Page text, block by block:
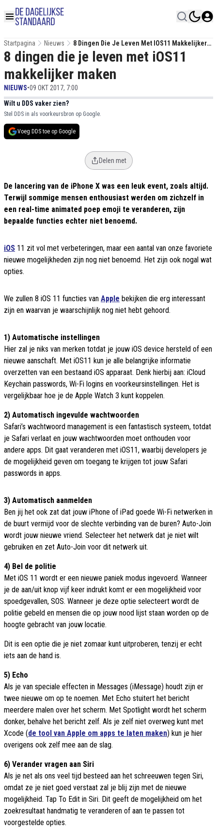
Startpagina Nieuws
8 Dingen Die Je Leven Met IOS11 Makkelijker
Maken
8 dingen die je leven met iOS11
makkelijker maken
NIEUWS•09 OKT 2017, 7:00
Wilt u DDS vaker zien?
Stel DDS in als voorkeursbron op Google.
Voeg DDS toe op Google
Delen met
De lancering van de iPhone X was een leuk event, zoals altijd.
Terwijl sommige mensen enthousiast werden om zichzelf in
een real-time animated poep emoji te veranderen, zijn
bepaalde functies echter niet benoemd.
iOS 11 zit vol met verbeteringen, maar een aantal van onze favoriete
nieuwe mogelijkheden zijn nog niet benoemd. Het zijn ook nogal wat
opties.
We zullen 8 iOS 11 functies van Apple bekijken die erg interessant
zijn en waarvan je waarschijnlijk nog niet hebt gehoord.
1) Automatische instellingen
Hier zal je niks van merken totdat je jouw iOS device hersteld of een
nieuwe aanschaft. Met iOS11 kun je alle belangrijke informatie
overzetten van een bestaand iOS apparaat. Denk hierbij aan: iCloud
Keychain passwords, Wi-Fi logins en voorkeursinstellingen. Het is
vergelijkbaar hoe je de Apple Watch 3 kunt koppelen.
2) Automatisch ingevulde wachtwoorden
Safari’s wachtwoord management is een fantastisch systeem, totdat
je Safari verlaat en jouw wachtwoorden moet onthouden voor
andere apps. Dit gaat veranderen met iOS11, waarbij developers je
de mogelijkheid geven om toegang te krijgen tot jouw Safari
passwords in apps.
3) Automatisch aanmelden
Ben jij het ook zat dat jouw iPhone of iPad goede Wi-Fi netwerken in
de buurt vermijd voor de slechte verbinding van de buren? Auto-Join
wordt jouw nieuwe vriend. Selecteer het netwerk dat je niet wilt
gebruiken en zet Auto-Join voor dit netwerk uit.
4) Bel de politie
Met iOS 11 wordt er een nieuwe paniek modus ingevoerd. Wanneer
je de aan/uit knop vijf keer indrukt komt er een mogelijkheid voor
spoedgevallen, SOS. Wanneer je deze optie selecteert wordt de
politie gebeld en mensen die op jouw nood lijst staan worden op de
hoogte gebracht van jouw locatie.
Dit is een optie die je niet zomaar kunt uitproberen, tenzij er echt
iets aan de hand is.
5) Echo
Als je van speciale effecten in Messages (iMessage) houdt zijn er
twee nieuwe om op te noemen. Met Echo stuitert het bericht
meerdere malen over het scherm. Met Spotlight wordt het scherm
donker, behalve het bericht zelf. Als je zelf niet overweg kunt met
Xcode (de tool van Apple om apps te laten maken) kun je hier
overigens ook zelf mee aan de slag.
6) Verander vragen aan Siri
Als je net als ons veel tijd besteed aan het schreeuwen tegen Siri,
omdat ze je niet goed verstaat zal je blij zijn met de nieuwe
mogelijkheid. Tap To Edit in Siri. Dit geeft de mogelijkheid om het
zoekresultaat handmatig te veranderen of aan te passen tot
voorgestelde opties.